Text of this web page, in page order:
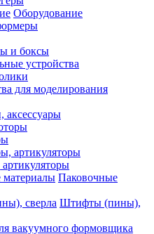
Оборудование
и боксы
устройства
для моделирования
аксессуары
Паковочные
Штифты (пины),